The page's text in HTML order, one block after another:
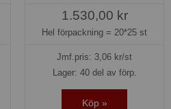
1.530,00 kr
Hel förpackning = 20*25 st
Jmf.pris: 3,06 kr/st
Lager: 40 del av förp.
Köp »